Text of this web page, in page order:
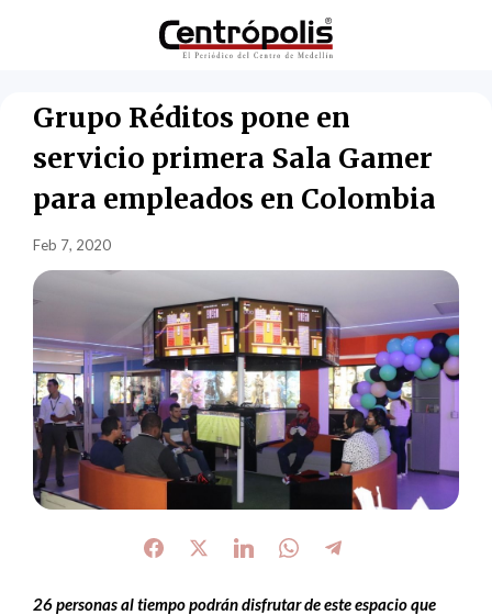
Grupo Réditos pone en
servicio primera Sala Gamer
para empleados en Colombia
Feb 7, 2020
26 personas al tiempo podrán disfrutar de este espacio que